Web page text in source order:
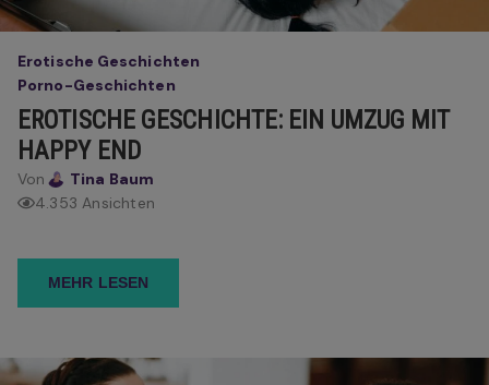
Erotische Geschichten
Porno-Geschichten
EROTISCHE GESCHICHTE: EIN UMZUG MIT
HAPPY END
Von
Tina Baum
4.353 Ansichten
MEHR LESEN